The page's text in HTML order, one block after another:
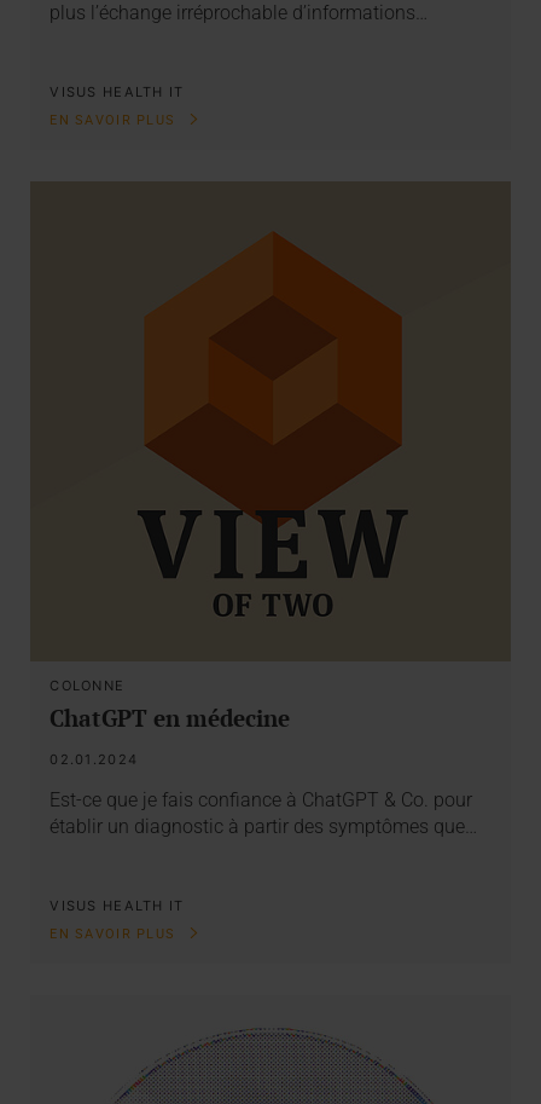
plus l’échange irréprochable d’informations…
VISUS HEALTH IT
EN SAVOIR PLUS
COLONNE
ChatGPT en médecine
02.01.2024
Est-ce que je fais confiance à ChatGPT & Co. pour
établir un diagnostic à partir des symptômes que…
VISUS HEALTH IT
EN SAVOIR PLUS